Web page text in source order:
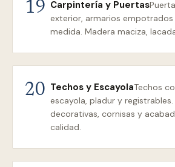
19 Carpintería y Puertas
exterior, armarios empotrados
medida. Madera maciza,
20 Techos y EscayolaTechos
escayola, pladur y
decorativas, cornisas y
calidad.